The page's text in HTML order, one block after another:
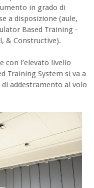
in grado di
a disposizione (aule,
Based Training -
& Constructive).
con l’elevato livello
Training System si va a
addestramento al volo